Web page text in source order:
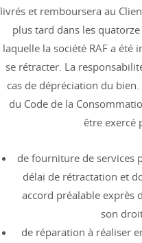
livrés et remboursera au
plus tard dans les
laquelle la société RAF a été
se rétracter. La
cas de dépréciation du
du Code de la
être exercé
de fourniture de services
délai de rétractation et
accord préalable exprès
son
de réparation à réaliser